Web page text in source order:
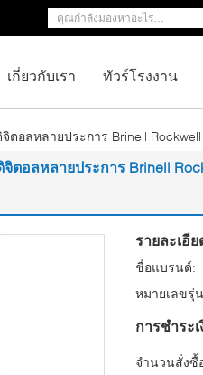
เกี่ยวกับเรา ทัวร์โรงงาน
อลหลายประการ Brinell
อลหลายประการ Brinell
รายละเอี
ชื่อแบรนด์:
หมายเลขรุ่
การชำระ
จำนวนสั่งซื้